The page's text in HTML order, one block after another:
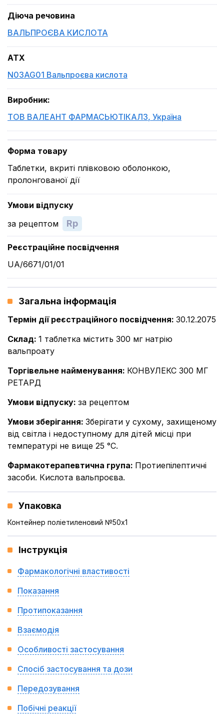
Діюча речовина
ВАЛЬПРОЄВА КИСЛОТА
ATX
N03AG01 Вальпроєва кислота
Виробник:
ТОВ ВАЛЕАНТ ФАРМАСЬЮТІКАЛЗ, Україна
Форма товару
Таблетки, вкриті плівковою оболонкою,
пролонгованої дії
Умови відпуску
за рецептом
Rp
Реєстраційне посвідчення
UA/6671/01/01
Загальна інформація
Термін дії реєстраційного посвідчення: 30.12.2075
Склад: 1 таблетка містить 300 мг натрію
вальпроату
Торгівельне найменування: КОНВУЛЕКС 300 МГ
РЕТАРД
Умови відпуску: за рецептом
Умови зберігання: Зберігати у сухому, захищеному
від світла і недоступному для дітей місці при
температурі не вище 25 °С.
Фармакотерапевтична група: Протиепілептичні
засоби. Кислота вальпроєва.
Упаковка
Контейнер поліетиленовий №50x1
Інструкція
Фармакологічні властивості
Показання
Протипоказання
Взаємодія
Особливості застосування
Спосіб застосування та дози
Передозування
Побічні реакції